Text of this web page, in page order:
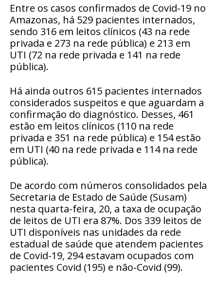
Entre os casos confirmados de Covid-19 no
Amazonas, há 529 pacientes internados,
sendo 316 em leitos clínicos (43 na rede
privada e 273 na rede pública) e 213 em
UTI (72 na rede privada e 141 na rede
pública).
Há ainda outros 615 pacientes internados
considerados suspeitos e que aguardam a
confirmação do diagnóstico. Desses, 461
estão em leitos clínicos (110 na rede
privada e 351 na rede pública) e 154 estão
em UTI (40 na rede privada e 114 na rede
pública).
De acordo com números consolidados pela
Secretaria de Estado de Saúde (Susam)
nesta quarta-feira, 20, a taxa de ocupação
de leitos de UTI era 87%. Dos 339 leitos de
UTI disponíveis nas unidades da rede
estadual de saúde que atendem pacientes
de Covid-19, 294 estavam ocupados com
pacientes Covid (195) e não-Covid (99).